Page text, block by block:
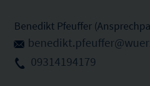
Benedikt Pfeuffer
09314194179